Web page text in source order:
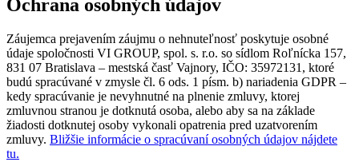
Ochrana osobných údajov
Záujemca prejavením záujmu o nehnuteľnosť poskytuje osobné
údaje spoločnosti VI GROUP, spol. s. r.o. so sídlom Roľnícka 157,
831 07 Bratislava – mestská časť Vajnory, IČO: 35972131, ktoré
budú spracúvané v zmysle čl. 6 ods. 1 písm. b) nariadenia GDPR –
kedy spracúvanie je nevyhnutné na plnenie zmluvy, ktorej
zmluvnou stranou je dotknutá osoba, alebo aby sa na základe
žiadosti dotknutej osoby vykonali opatrenia pred uzatvorením
zmluvy. Bližšie informácie o spracúvaní osobných údajov nájdete
tu.